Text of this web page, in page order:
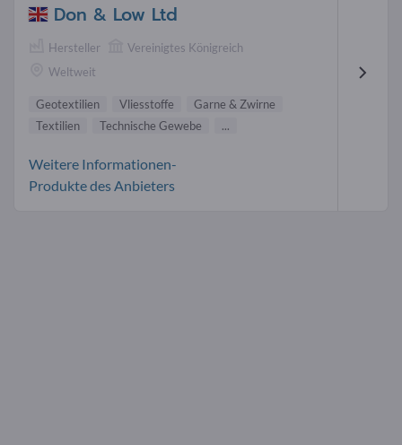
Don & Low Ltd
Hersteller
Vereinigtes Königreich
Weltweit
Geotextilien Vliesstoffe
Garne & Zwirne
Textilien
Technische Gewebe ...
Weitere Informationen-
Produkte des Anbieters